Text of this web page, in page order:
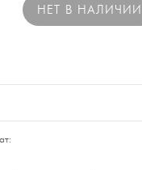
НЕТ В НАЛИЧИИ